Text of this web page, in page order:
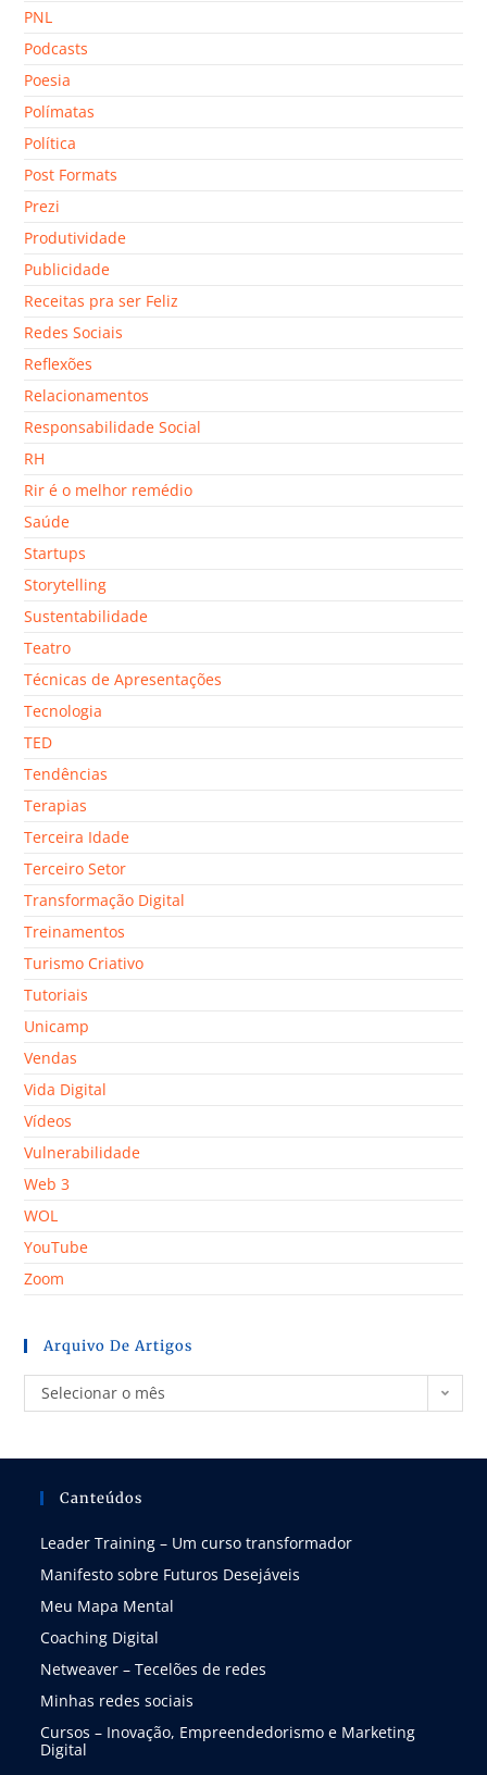
PNL
Podcasts
Poesia
Polímatas
Política
Post Formats
Prezi
Produtividade
Publicidade
Receitas pra ser Feliz
Redes Sociais
Reflexões
Relacionamentos
Responsabilidade Social
RH
Rir é o melhor remédio
Saúde
Startups
Storytelling
Sustentabilidade
Teatro
Técnicas de Apresentações
Tecnologia
TED
Tendências
Terapias
Terceira Idade
Terceiro Setor
Transformação Digital
Treinamentos
Turismo Criativo
Tutoriais
Unicamp
Vendas
Vida Digital
Vídeos
Vulnerabilidade
Web 3
WOL
YouTube
Zoom
Arquivo De Artigos
Selecionar o mês
Canteúdos
Leader Training – Um curso transformador
Manifesto sobre Futuros Desejáveis
Meu Mapa Mental
Coaching Digital
Netweaver – Tecelões de redes
Minhas redes sociais
Cursos – Inovação, Empreendedorismo e Marketing
Digital